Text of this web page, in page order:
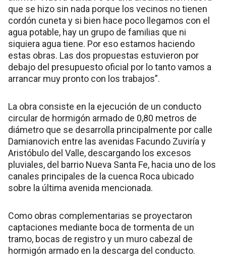
que se hizo sin nada porque los vecinos no tienen
cordón cuneta y si bien hace poco llegamos con el
agua potable, hay un grupo de familias que ni
siquiera agua tiene. Por eso estamos haciendo
estas obras. Las dos propuestas estuvieron por
debajo del presupuesto oficial por lo tanto vamos a
arrancar muy pronto con los trabajos”.
La obra consiste en la ejecución de un conducto
circular de hormigón armado de 0,80 metros de
diámetro que se desarrolla principalmente por calle
Damianovich entre las avenidas Facundo Zuviría y
Aristóbulo del Valle, descargando los excesos
pluviales, del barrio Nueva Santa Fe, hacia uno de los
canales principales de la cuenca Roca ubicado
sobre la última avenida mencionada.
Como obras complementarias se proyectaron
captaciones mediante boca de tormenta de un
tramo, bocas de registro y un muro cabezal de
hormigón armado en la descarga del conducto.